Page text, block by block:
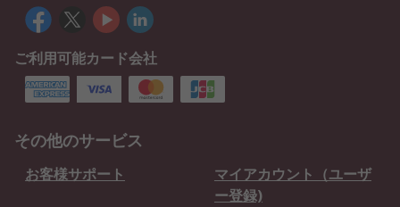
ご利用可能カード会社
その他のサービス
お客様サポート
マイアカウント（ユーザ
ー登録)